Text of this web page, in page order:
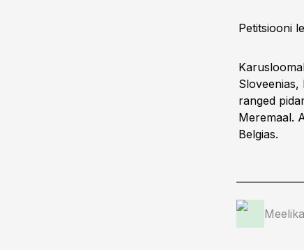
Petitsiooni
Sloveenias,
ranged
Meremaal.
Belgias.